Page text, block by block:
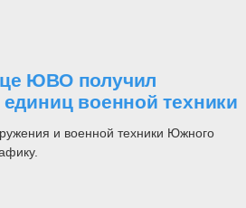
ЮВО получил
военной техники
и военной техники Южного